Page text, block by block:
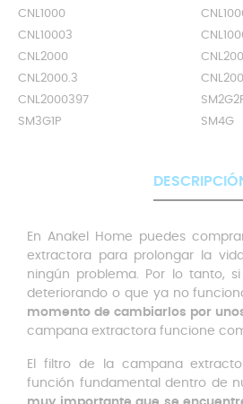
CNL1000
CNL10003
CNL2000
CNL2000.3
CNL2000397
SM3G1P
SM4G
En Anakel Home puedes
extractora para prolongar la
ningún problema. Por lo tanto,
deteriorando o que ya no
momento de cambiarlos por
campana extractora funcione
El filtro de la campana
función fundamental dentro de